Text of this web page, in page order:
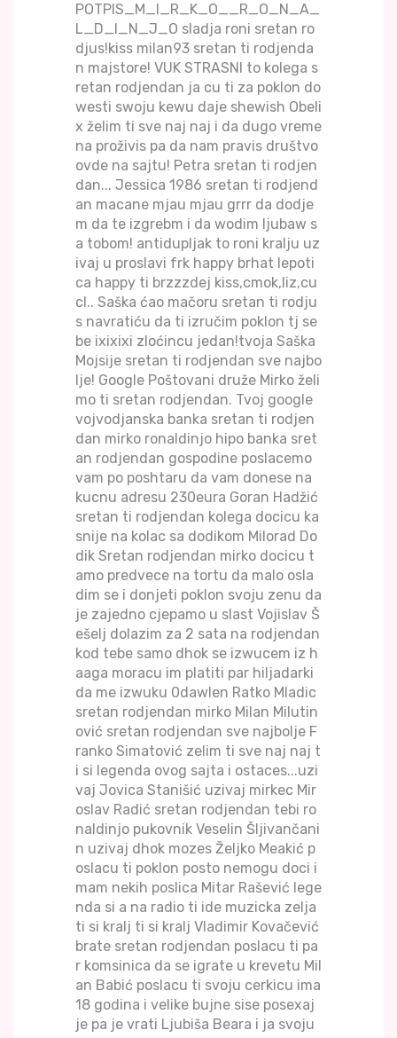
POTPIS_M_I_R_K_O__R_O_N_A_
L_D_I_N_J_O sladja roni sretan ro
djus!kiss milan93 sretan ti rodjenda
n majstore! VUK STRASNI to kolega s
retan rodjendan ja cu ti za poklon do
westi swoju kewu daje shewish Obeli
x želim ti sve naj naj i da dugo vreme
na proživis pa da nam pravis društvo
ovde na sajtu! Petra sretan ti rodjen
dan... Jessica 1986 sretan ti rodjend
an macane mjau mjau grrr da dodje
m da te izgrebm i da wodim ljubaw s
a tobom! antidupljak to roni kralju uz
ivaj u proslavi frk happy brhat lepoti
ca happy ti brzzzdej kiss,cmok,liz,cu
cl.. Saška ćao mačoru sretan ti rodju
s navratiću da ti izručim poklon tj se
be ixixixi zloćincu jedan!tvoja Saška
Mojsije sretan ti rodjendan sve najbo
lje! Google Poštovani druže Mirko želi
mo ti sretan rodjendan. Tvoj google
vojvodjanska banka sretan ti rodjen
dan mirko ronaldinjo hipo banka sret
an rodjendan gospodine poslacemo
vam po poshtaru da vam donese na
kucnu adresu 230eura Goran Hadžić
sretan ti rodjendan kolega docicu ka
snije na kolac sa dodikom Milorad Do
dik Sretan rodjendan mirko docicu t
amo predvece na tortu da malo osla
dim se i donjeti poklon svoju zenu da
je zajedno cjepamo u slast Vojislav Š
ešelj dolazim za 2 sata na rodjendan
kod tebe samo dhok se izwucem iz h
aaga moracu im platiti par hiljadarki
da me izwuku 0dawlen Ratko Mladic
sretan rodjendan mirko Milan Milutin
ović sretan rodjendan sve najbolje F
ranko Simatović zelim ti sve naj naj t
i si legenda ovog sajta i ostaces...uzi
vaj Jovica Stanišić uzivaj mirkec Mir
oslav Radić sretan rodjendan tebi ro
naldinjo pukovnik Veselin Šljivančani
n uzivaj dhok mozes Željko Meakić p
oslacu ti poklon posto nemogu doci i
mam nekih poslica Mitar Rašević lege
nda si a na radio ti ide muzicka zelja
ti si kralj ti si kralj Vladimir Kovačević
brate sretan rodjendan poslacu ti pa
r komsinica da se igrate u krevetu Mil
an Babić poslacu ti svoju cerkicu ima
18 godina i velike bujne sise posexaj
je pa je vrati Ljubiša Beara i ja svoju